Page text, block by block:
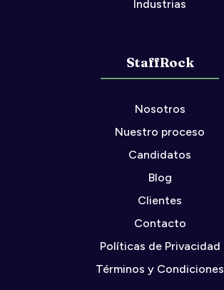
Industrias
StaffRock
Nosotros
Nuestro proceso
Candidatos
Blog
Clientes
Contacto
Políticas de Privacidad
Términos y Condiciones